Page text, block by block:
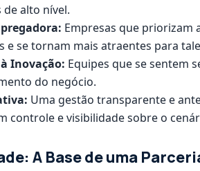
alto nível.
Empresas que priorizam
e se tornam mais atraentes para
Inovação: Equipes que se sentem
do negócio.
Uma gestão transparente e
controle e visibilidade sobre o
A Base de uma